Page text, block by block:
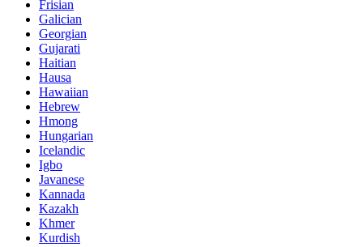
Frisian
Galician
Georgian
Gujarati
Haitian
Hausa
Hawaiian
Hebrew
Hmong
Hungarian
Icelandic
Igbo
Javanese
Kannada
Kazakh
Khmer
Kurdish